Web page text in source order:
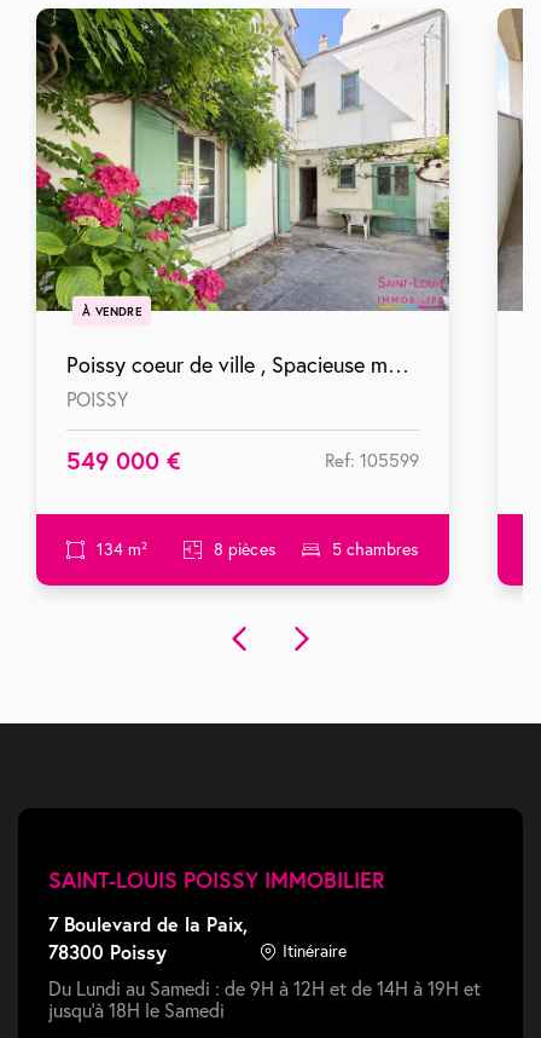
À VENDRE
Poissy coeur de ville , Spacieuse maison de 135 m2 avec jardin, beaux volumes et fort potentiel
POISSY
549 000 € Ref: 105599
134 m² 8 pièces 5 chambres
SAINT-LOUIS POISSY IMMOBILIER
7 Boulevard de la Paix,
78300 Poissy
Itinéraire
Du Lundi au Samedi : de 9H à 12H et de 14H à 19H et
jusqu'à 18H le Samedi